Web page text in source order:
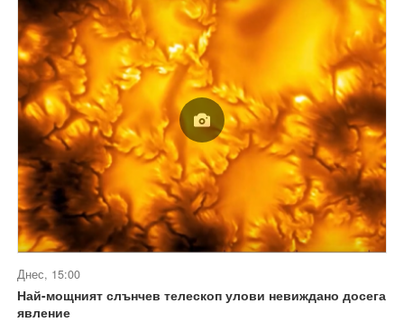
Днес, 15:00
Най-мощният слънчев телескоп улови невиждано досега
явление